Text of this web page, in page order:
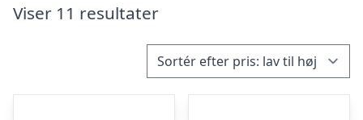
Viser 11 resultater